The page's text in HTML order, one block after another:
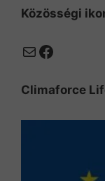
Közösségi
MailFacebook
Climaforce